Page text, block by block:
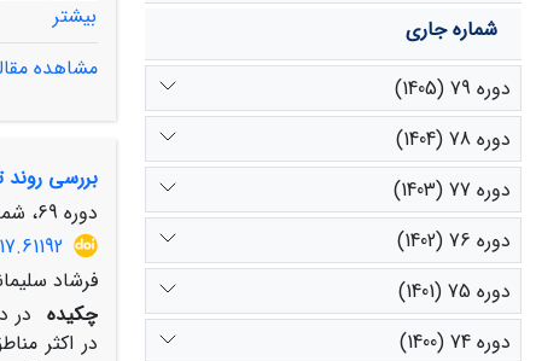
جنوبی
بیشتر
مشاهده
بررسی
دوره 69، شماره 4، زمستان 1395، صفحه
فرشاد
چکیده در
در اکثر
شماره جاری
دوره 79 (1405)
دوره 78 (1404)
دوره 77 (1403)
دوره 76 (1402)
دوره 75 (1401)
دوره 74 (1400)